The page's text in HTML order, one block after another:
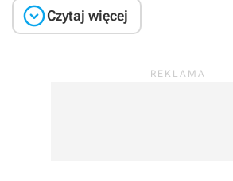
Czytaj więcej